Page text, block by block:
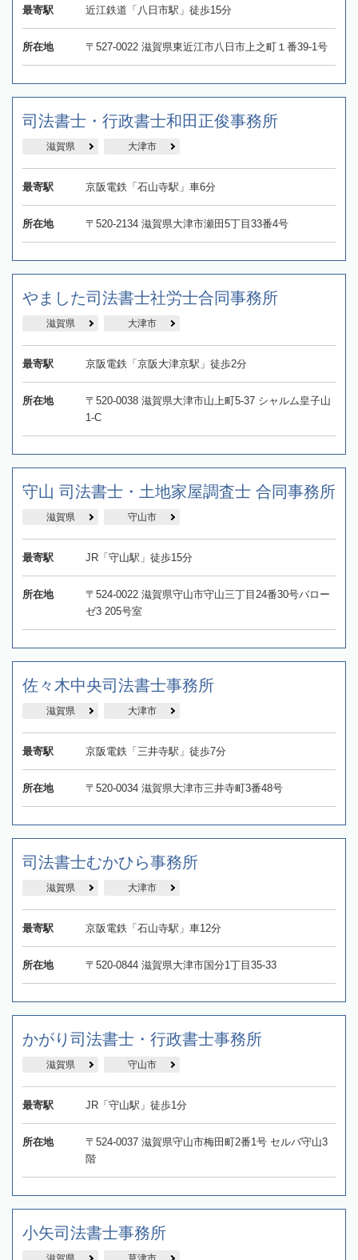
最寄駅 近江鉄道「八日市駅」徒歩15分
所在地 〒527-0022 滋賀県東近江市八日市上之町１番39-1号
司法書士・行政書士和田正俊事務所
滋賀県 大津市
最寄駅 京阪電鉄「石山寺駅」車6分
所在地 〒520-2134 滋賀県大津市瀬田5丁目33番4号
やました司法書士社労士合同事務所
滋賀県 大津市
最寄駅 京阪電鉄「京阪大津京駅」徒歩2分
所在地
〒520-0038 滋賀県大津市山上町5-37 シャルム皇子山
1-C
守山 司法書士・土地家屋調査士 合同事務所
滋賀県 守山市
最寄駅 JR「守山駅」徒歩15分
所在地
〒524-0022 滋賀県守山市守山三丁目24番30号バロー
ゼ3 205号室
佐々木中央司法書士事務所
滋賀県 大津市
最寄駅 京阪電鉄「三井寺駅」徒歩7分
所在地 〒520-0034 滋賀県大津市三井寺町3番48号
司法書士むかひら事務所
滋賀県 大津市
最寄駅 京阪電鉄「石山寺駅」車12分
所在地 〒520‐0844 滋賀県大津市国分1丁目35-33
かがり司法書士・行政書士事務所
滋賀県 守山市
最寄駅 JR「守山駅」徒歩1分
所在地
〒524-0037 滋賀県守山市梅田町2番1号 セルバ守山3
階
小矢司法書士事務所